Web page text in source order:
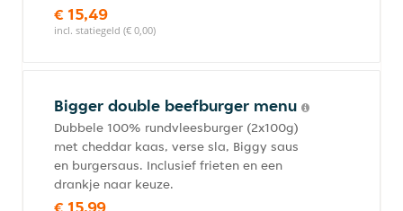
€ 15,49
incl. statiegeld (€ 0,00)
Bigger double beefburger menu
Dubbele 100% rundvleesburger (2x100g)
met cheddar kaas, verse sla, Biggy saus
en burgersaus. Inclusief frieten en een
drankje naar keuze.